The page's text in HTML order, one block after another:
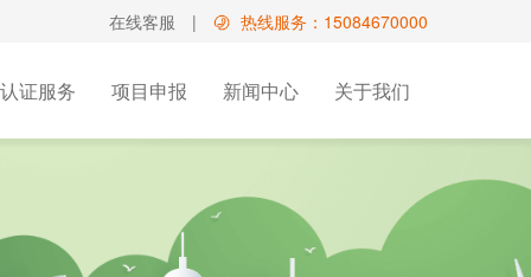
在线客服 | 热线服务：15084670000
增值电信业务经营许可
认证服务 项目申报
双软认证咨询
新闻中心 关于我们